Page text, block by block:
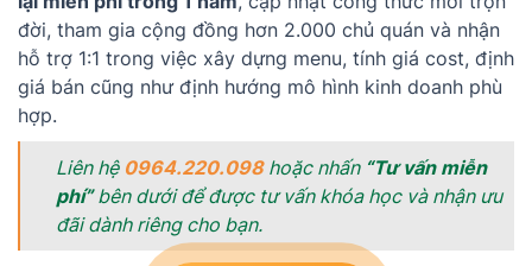
đời, tham gia cộng đồng hơn 2.000 chủ quán và nhận
hỗ trợ 1:1 trong việc xây dựng menu, tính giá cost, định
giá bán cũng như định hướng mô hình kinh doanh phù
hợp.
Liên hệ 0964.220.098hoặc nhấn “Tư vấn miễn
phí”bên dưới để được tư vấn khóa học và nhận ưu
đãi dành riêng cho bạn.